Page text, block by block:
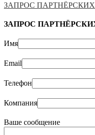
ЗАПРОС
ЗАПРОС
Имя
Email
Телефон
Компания
Ваше сообщение